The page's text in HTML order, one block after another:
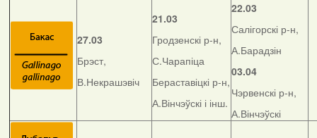
27.03
Брэст,
В.Некрашэвіч
21.03
Гродзенскі р-н,
С.Чарапіца
Бераставіцкі р-н,
А.Вінчэўскі і інш.
22.03
Салігорскі р-н,
А.Барадзін
03.04
Чэрвенскі р-н,
А.Вінчэўскі